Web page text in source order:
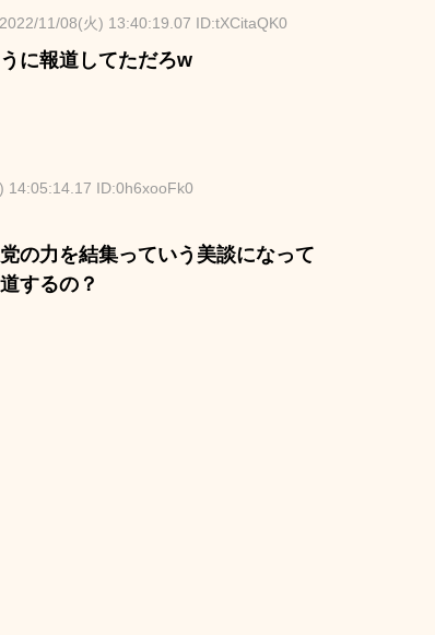
2022/11/08(火) 13:40:19.07 ID:tXCitaQK0
に報道してただろw
14:05:14.17 ID:0h6xooFk0
の力を結集っていう美談になって
するの？